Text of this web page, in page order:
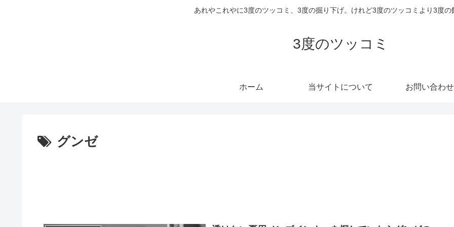
あれやこれやに3度のツッコミ、3度の掘り下げ。けれど3度のツッコミより3度の
3度のツッコミ
ホーム 当サイトについて お問い合わせ
グンゼ